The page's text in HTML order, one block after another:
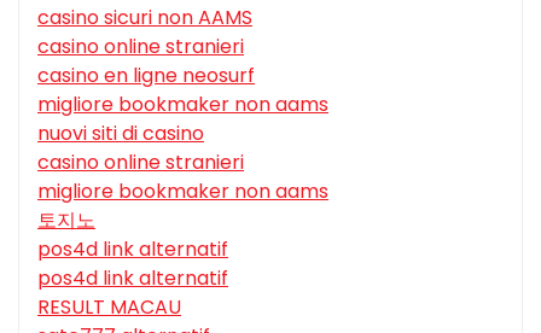
casino sicuri non AAMS
casino online stranieri
casino en ligne neosurf
migliore bookmaker non aams
nuovi siti di casino
casino online stranieri
migliore bookmaker non aams
토지노
pos4d link alternatif
pos4d link alternatif
RESULT MACAU